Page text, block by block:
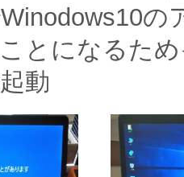
の
とになるた
動